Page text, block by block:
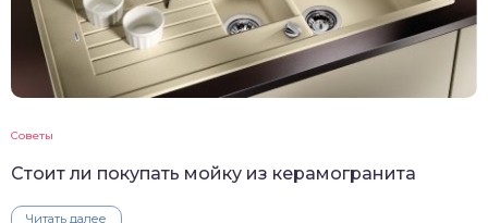
Советы
Стоит ли покупать мойку из керамогранита
Читать далее